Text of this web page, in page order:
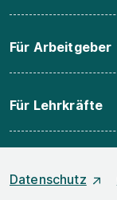
Für Arbeitgeber
Für Lehrkräfte
Datenschutz